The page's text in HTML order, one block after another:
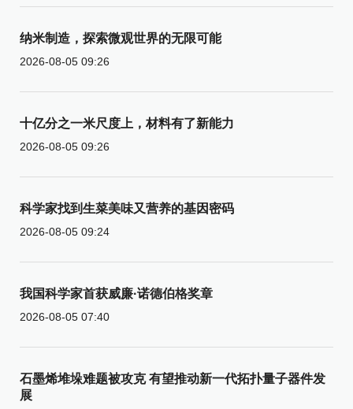
纳米制造，探索微观世界的无限可能
2026-08-05 09:26
十亿分之一米尺度上，材料有了新能力
2026-08-05 09:26
科学家找到生菜美味又营养的基因密码
2026-08-05 09:24
我国科学家首获威廉·诺德伯格奖章
2026-08-05 07:40
石墨烯堆垛难题被攻克 有望推动新一代拓扑量子器件发
展